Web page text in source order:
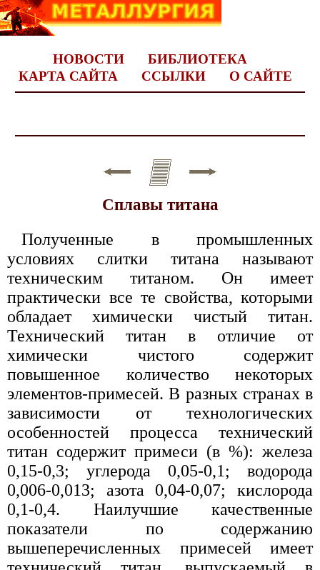
НОВОСТИ
БИБЛИОТЕКА
КАРТА САЙТА
ССЫЛКИ О САЙТЕ
Сплавы титана
Полученные в промышленных
условиях слитки титана называют
техническим титаном. Он имеет
практически все те свойства, которыми
обладает химически чистый титан.
Технический титан в отличие от
химически чистого содержит
повышенное количество некоторых
элементов-примесей. В разных странах в
зависимости от технологических
особенностей процесса технический
титан содержит примеси (в %): железа
0,15-0,3; углерода 0,05-0,1; водорода
0,006-0,013; азота 0,04-0,07; кислорода
0,1-0,4. Наилучшие качественные
показатели по содержанию
вышеперечисленных примесей имеет